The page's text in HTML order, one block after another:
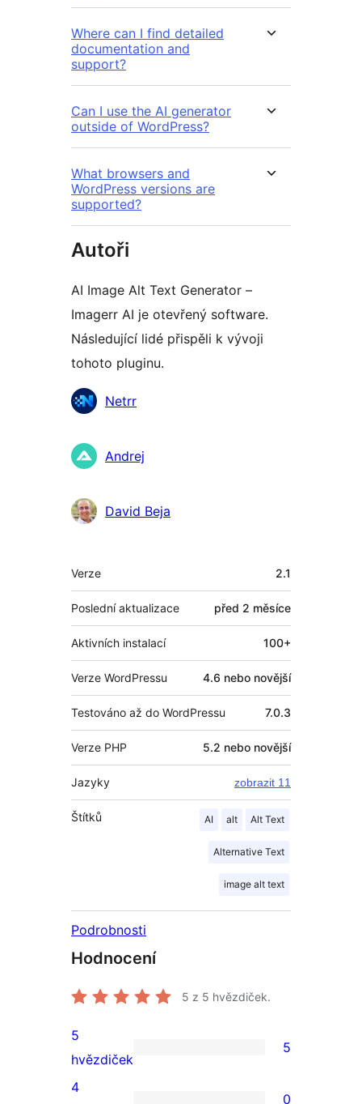
Where can I find detailed
documentation and
support?
Can I use the AI generator
outside of WordPress?
What browsers and
WordPress versions are
supported?
Autoři
AI Image Alt Text Generator –
Imagerr AI je otevřený software.
Následující lidé přispěli k vývoji
tohoto pluginu.
Spolupracovníci
Netrr
Andrej
David Beja
Meta
Verze 2.1
Poslední aktualizace před 2 měsíce
Aktivních instalací 100+
Verze WordPressu 4.6 nebo novější
Testováno až do WordPressu 7.0.3
Verze PHP 5.2 nebo novější
Jazyky zobrazit 11
Štítků AI alt Alt Text
Alternative Text
image alt text
Podrobnosti
Hodnocení
5 z 5 hvězdiček.
5
5hvězdičkové
5
hvězdiček
5
4
0